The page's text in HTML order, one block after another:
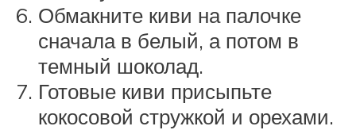
Обмакните киви на палочке
сначала в белый, а потом в
темный шоколад.
Готовые киви присыпьте
кокосовой стружкой и орехами.